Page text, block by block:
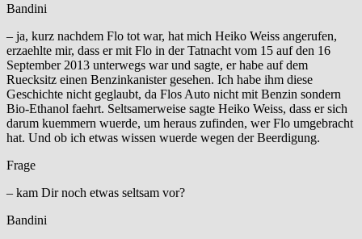
Bandini
– ja, kurz nachdem Flo tot war, hat mich Heiko Weiss angerufen,
erzaehlte mir, dass er mit Flo in der Tatnacht vom 15 auf den 16
September 2013 unterwegs war und sagte, er habe auf dem
Ruecksitz einen Benzinkanister gesehen. Ich habe ihm diese
Geschichte nicht geglaubt, da Flos Auto nicht mit Benzin sondern
Bio-Ethanol faehrt. Seltsamerweise sagte Heiko Weiss, dass er sich
darum kuemmern wuerde, um heraus zufinden, wer Flo umgebracht
hat. Und ob ich etwas wissen wuerde wegen der Beerdigung.
Frage
– kam Dir noch etwas seltsam vor?
Bandini